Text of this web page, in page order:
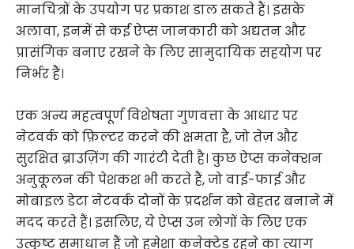
मानचित्रों के उपयोग पर प्रकाश डाल सकते हैं। इसके
अलावा, इनमें से कई ऐप्स जानकारी को अद्यतन और
प्रासंगिक बनाए रखने के लिए सामुदायिक सहयोग पर
निर्भर हैं।
एक अन्य महत्वपूर्ण विशेषता गुणवत्ता के आधार पर
नेटवर्क को फ़िल्टर करने की क्षमता है, जो तेज़ और
सुरक्षित ब्राउज़िंग की गारंटी देती है। कुछ ऐप्स कनेक्शन
अनुकूलन की पेशकश भी करते हैं, जो वाई-फाई और
मोबाइल डेटा नेटवर्क दोनों के प्रदर्शन को बेहतर बनाने में
मदद करते हैं। इसलिए, ये ऐप्स उन लोगों के लिए एक
उत्कृष्ट समाधान हैं जो हमेशा कनेक्टेड रहने का त्याग